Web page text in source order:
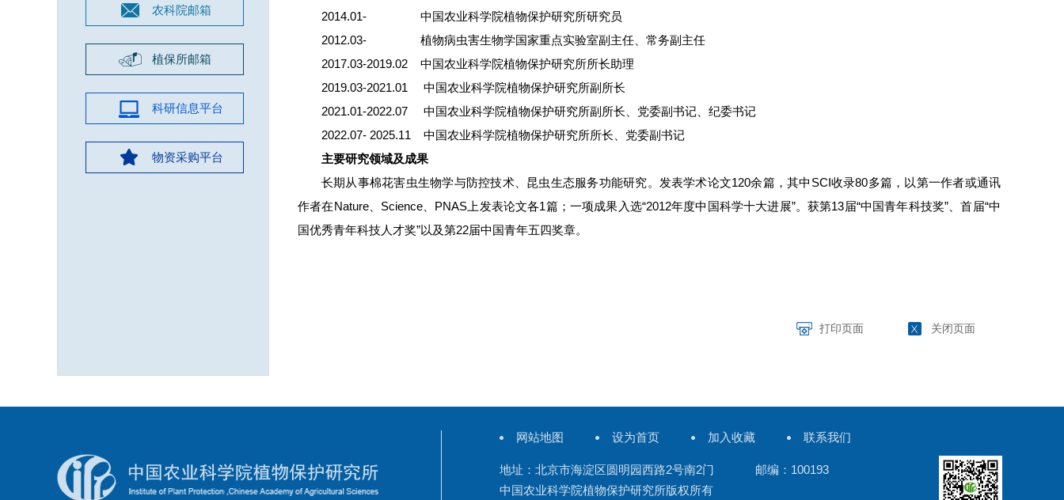
农科院邮箱
植保所邮箱
科研信息平台
物资采购平台
2014.01- 中国农业科学院植物保护研究所研究员
2012.03- 植物病虫害生物学国家重点实验室副主任、常务副主任
2017.03-2019.02 中国农业科学院植物保护研究所所长助理
2019.03-2021.01 中国农业科学院植物保护研究所副所长
2021.01-2022.07 中国农业科学院植物保护研究所副所长、党委副书记、纪委书记
2022.07- 2025.11 中国农业科学院植物保护研究所所长、党委副书记
主要研究领域及成果
长期从事棉花害虫生物学与防控技术、昆虫生态服务功能研究。发表学术论文120余篇，其中SCI收录80多篇，以第一作者或通讯
作者在Nature、Science、PNAS上发表论文各1篇；一项成果入选“2012年度中国科学十大进展”。获第13届“中国青年科技奖”、首届“中
国优秀青年科技人才奖”以及第22届中国青年五四奖章。
打印页面 关闭页面
网站地图 设为首页 加入收藏 联系我们
地址：北京市海淀区圆明园西路2号南2门 邮编：100193
中国农业科学院植物保护研究所版权所有